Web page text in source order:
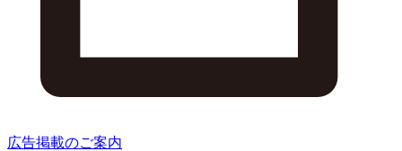
広告掲載のご案内